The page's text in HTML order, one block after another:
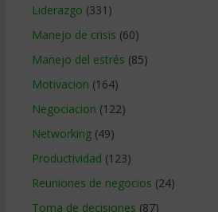
Liderazgo (331)
Manejo de crisis (60)
Manejo del estrés (85)
Motivacion (164)
Negociacion (122)
Networking(49)
Productividad (123)
Reuniones de negocios (24)
Toma de decisiones (87)